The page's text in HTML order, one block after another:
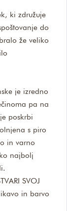
ki združuje
do
že veliko
je izredno
pa na
poskrbi
s piro
in varno
najbolj
SVOJ
in barvo